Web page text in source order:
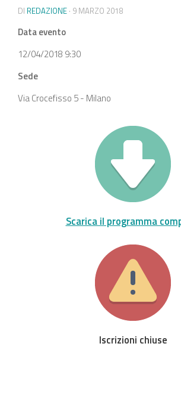
DI REDAZIONE · 9 MARZO 2018
Data evento
12/04/2018 9:30
Sede
Via Crocefisso 5 - Milano
Scarica il programma
Iscrizioni chiuse